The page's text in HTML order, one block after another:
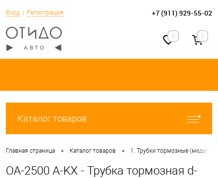
Вход Регистрация +7 (911) 929-55-02
0 0
Каталог товаров
Главная страница • Каталог товаров • 1. Трубки тормозные (медь)
OA-2500 A-KX - Трубка тормозная d-